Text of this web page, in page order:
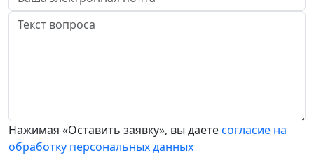
Нажимая «Оставить заявку», вы даетесогласие на
обработку персональных данных